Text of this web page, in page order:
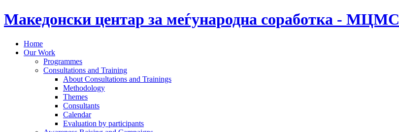
Македонски центар за меѓународна соработка - МЦМС
Home
Our Work
Programmes
Consultations and Training
About Consultations and Trainings
Methodology
Themes
Consultants
Calendar
Evaluation by participants